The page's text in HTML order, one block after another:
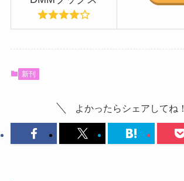
新刊
よかったらシェアしてね！